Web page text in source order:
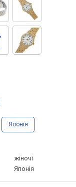
Японія
жіночі
Японія